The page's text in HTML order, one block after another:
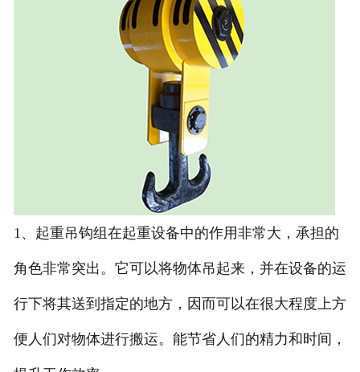
1、起重吊钩组在起重设备中的作用非常大，承担的
角色非常突出。它可以将物体吊起来，并在设备的运
行下将其送到指定的地方，因而可以在很大程度上方
便人们对物体进行搬运。能节省人们的精力和时间，